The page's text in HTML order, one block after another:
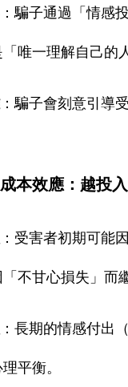
：騙子通過「情感
唯一理解自己的
：騙子會刻意引導
本效應：越投
：受害者初期可能
不甘心損失」而
：長期的情感付出
平衡。